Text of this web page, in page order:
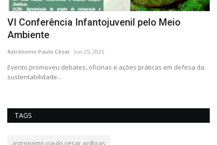
VI Conferência Infantojuvenil pelo Meio
Ambiente
Astrônomo Paulo César Jun 25, 2025
Evento promoveu debates, oficinas e ações práticas em defesa da
sustentabilidade...
TAGS
astronomo paulo cesar acilbras